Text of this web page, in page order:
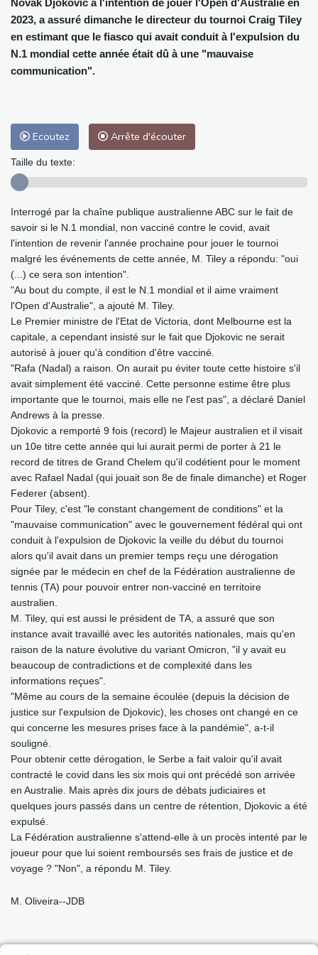
2023, a assuré dimanche le directeur du tournoi Craig Tiley
en estimant que le fiasco qui avait conduit à l'expulsion du
N.1 mondial cette année était dû à une "mauvaise
communication".
Ecoutez Arrête d'écouter
Taille du texte:
Interrogé par la chaîne publique australienne ABC sur le fait de
savoir si le N.1 mondial, non vacciné contre le covid, avait
l'intention de revenir l'année prochaine pour jouer le tournoi
malgré les événements de cette année, M. Tiley a répondu: "oui
(...) ce sera son intention".
"Au bout du compte, il est le N.1 mondial et il aime vraiment
l'Open d'Australie", a ajouté M. Tiley.
Le Premier ministre de l'Etat de Victoria, dont Melbourne est la
capitale, a cependant insisté sur le fait que Djokovic ne serait
autorisé à jouer qu'à condition d'être vacciné.
"Rafa (Nadal) a raison. On aurait pu éviter toute cette histoire s'il
avait simplement été vacciné. Cette personne estime être plus
importante que le tournoi, mais elle ne l'est pas", a déclaré Daniel
Andrews à la presse.
Djokovic a remporté 9 fois (record) le Majeur australien et il visait
un 10e titre cette année qui lui aurait permi de porter à 21 le
record de titres de Grand Chelem qu'il codétient pour le moment
avec Rafael Nadal (qui jouait son 8e de finale dimanche) et Roger
Federer (absent).
Pour Tiley, c'est "le constant changement de conditions" et la
"mauvaise communication" avec le gouvernement fédéral qui ont
conduit à l'expulsion de Djokovic la veille du début du tournoi
alors qu'il avait dans un premier temps reçu une dérogation
signée par le médecin en chef de la Fédération australienne de
tennis (TA) pour pouvoir entrer non-vacciné en territoire
australien.
M. Tiley, qui est aussi le président de TA, a assuré que son
instance avait travaillé avec les autorités nationales, mais qu'en
raison de la nature évolutive du variant Omicron, "il y avait eu
beaucoup de contradictions et de complexité dans les
informations reçues".
"Même au cours de la semaine écoulée (depuis la décision de
justice sur l'expulsion de Djokovic), les choses ont changé en ce
qui concerne les mesures prises face à la pandémie", a-t-il
souligné.
Pour obtenir cette dérogation, le Serbe a fait valoir qu'il avait
contracté le covid dans les six mois qui ont précédé son arrivée
en Australie. Mais après dix jours de débats judiciaires et
quelques jours passés dans un centre de rétention, Djokovic a été
expulsé.
La Fédération australienne s'attend-elle à un procès intenté par le
joueur pour que lui soient remboursés ses frais de justice et de
voyage ? "Non", a répondu M. Tiley.
M. Oliveira--JDB